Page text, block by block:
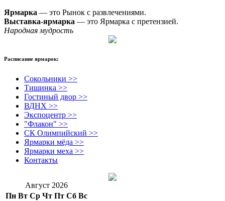
Ярмарка — это Рынок с развлечениями.
Выставка-ярмарка — это Ярмарка с претензией.
Народная мудрость
Расписание ярмарок:
Сокольники >>
Тишинка >>
Гостиный двор >>
ВДНХ >>
Экспоцентр >>
"Флакон" >>
СК Олимпийский >>
Ярмарки мёда >>
Ярмарки меха >>
Контакты
Август 2026
Пн Вт Ср Чт Пт Сб Вс